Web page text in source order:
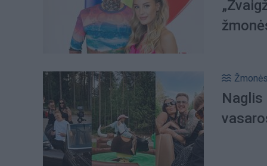
Žmonės